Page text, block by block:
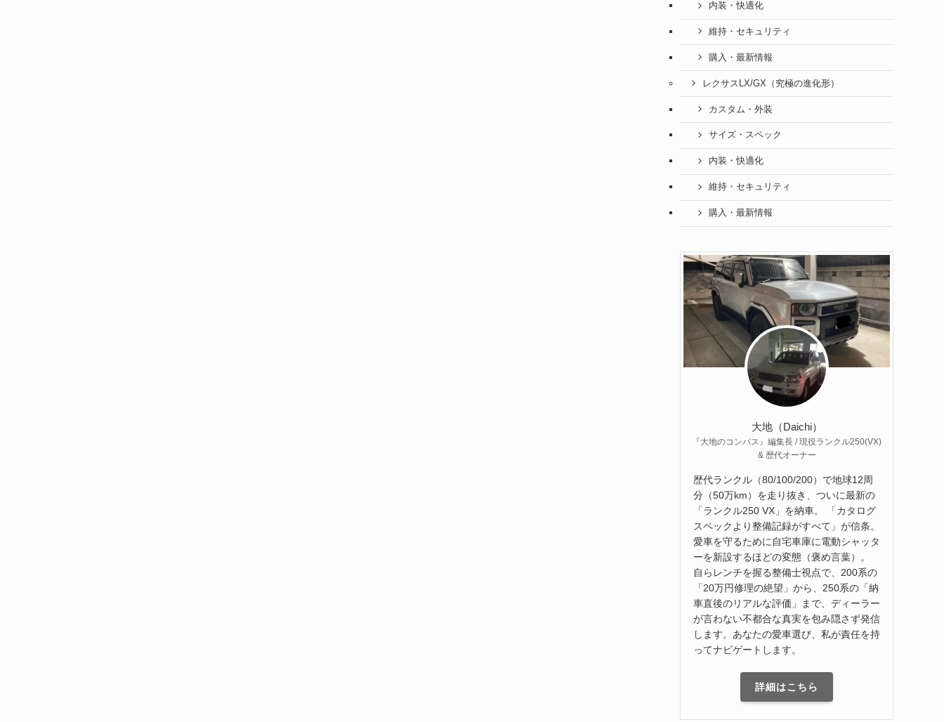
内装・快適化
維持・セキュリティ
購入・最新情報
レクサスLX/GX（究極の進化形）
カスタム・外装
サイズ・スペック
内装・快適化
維持・セキュリティ
購入・最新情報
大地（Daichi）
『大地のコンパス』編集長 / 現役ランクル250(VX)
& 歴代オーナー
歴代ランクル（80/100/200）で地球12周
分（50万km）を走り抜き、ついに最新の
「ランクル250 VX」を納車。 「カタログ
スペックより整備記録がすべて」が信条。
愛車を守るために自宅車庫に電動シャッタ
ーを新設するほどの変態（褒め言葉）。
自らレンチを握る整備士視点で、200系の
「20万円修理の絶望」から、250系の「納
車直後のリアルな評価」まで、ディーラー
が言わない不都合な真実を包み隠さず発信
します。あなたの愛車選び、私が責任を持
ってナビゲートします。
詳細はこちら